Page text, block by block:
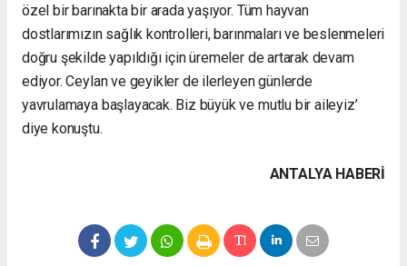
özel bir barınakta bir arada yaşıyor. Tüm hayvan
dostlarımızın sağlık kontrolleri, barınmaları ve beslenmeleri
doğru şekilde yapıldığı için üremeler de artarak devam
ediyor. Ceylan ve geyikler de ilerleyen günlerde
yavrulamaya başlayacak. Biz büyük ve mutlu bir aileyiz’
diye konuştu.
ANTALYA HABERİ